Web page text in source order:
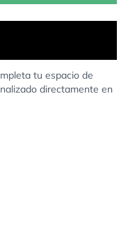
tu espacio de
directamente en